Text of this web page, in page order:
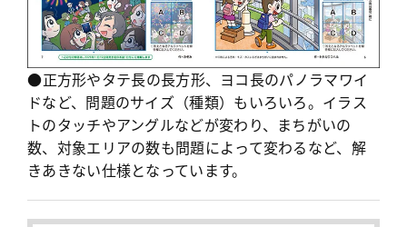
●正方形やタテ長の長方形、ヨコ長のパノラマワイ
ドなど、問題のサイズ（種類）もいろいろ。イラス
トのタッチやアングルなどが変わり、まちがいの
数、対象エリアの数も問題によって変わるなど、解
きあきない仕様となっています。